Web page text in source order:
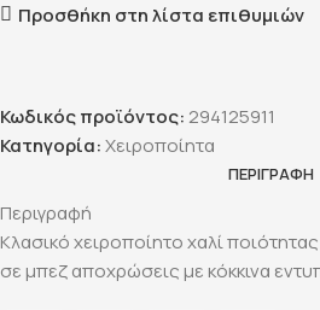
Προσθήκη στη λίστα επιθυμιών
Κωδικός προϊόντος: 294125911
Κατηγορία:Χειροποίητα
ΠΕΡΙΓΡΑΦΉ
Περιγραφή
Κλασικό χειροποίητο χαλί
σε μπεζ αποχρώσεις με κόκκινα